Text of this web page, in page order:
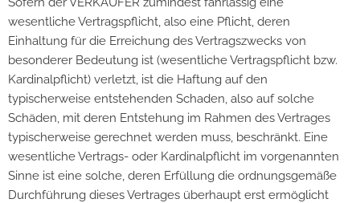
wesentliche Vertragspflicht, also eine Pflicht, deren
Einhaltung für die Erreichung des Vertragszwecks von
besonderer Bedeutung ist (wesentliche Vertragspflicht bzw.
Kardinalpflicht) verletzt, ist die Haftung auf den
typischerweise entstehenden Schaden, also auf solche
Schäden, mit deren Entstehung im Rahmen des Vertrages
typischerweise gerechnet werden muss, beschränkt. Eine
wesentliche Vertrags- oder Kardinalpflicht im vorgenannten
Sinne ist eine solche, deren Erfüllung die ordnungsgemäße
Durchführung dieses Vertrages überhaupt erst ermöglicht